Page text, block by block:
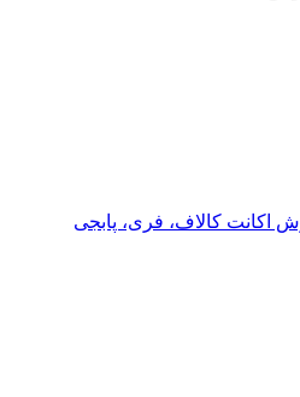
اکانت کالاف، فری، پابجی